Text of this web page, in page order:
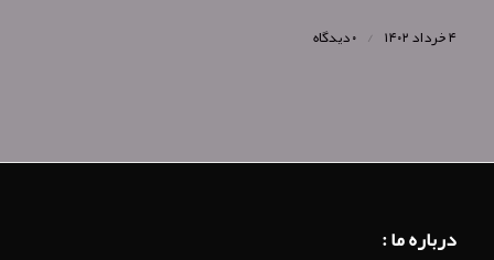
۴ خرداد ۱۴۰۲ / ۰ دیدگاه
درباره ما :